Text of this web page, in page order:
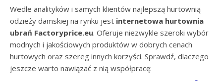
Wedle analityków i samych klientów najlepszą hurtownią
odzieży damskiej na rynku jest internetowa hurtownia
ubrań Factoryprice.eu. Oferuje niezwykle szeroki wybór
modnych i jakościowych produktów w dobrych cenach
hurtowych oraz szereg innych korzyści. Sprawdź, dlaczego
jeszcze warto nawiązać z nią współpracę: